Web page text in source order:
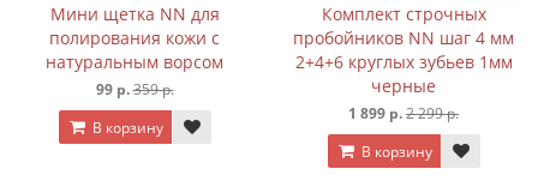
Мини щетка NN для
полирования кожи с
натуральным ворсом
99 р.359 р.
В корзину
Комплект строчных
пробойников NN шаг 4 мм
2+4+6 круглых зубьев 1мм
черные
1 899 р.2 299 р.
В корзину